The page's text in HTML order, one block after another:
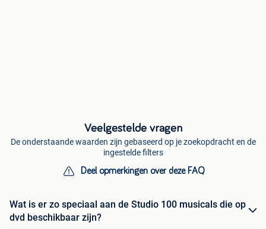
Veelgestelde vragen
De onderstaande waarden zijn gebaseerd op je zoekopdracht en de
ingestelde filters
Deel opmerkingen over deze FAQ
Wat is er zo speciaal aan de Studio 100 musicals die op
dvd beschikbaar zijn?